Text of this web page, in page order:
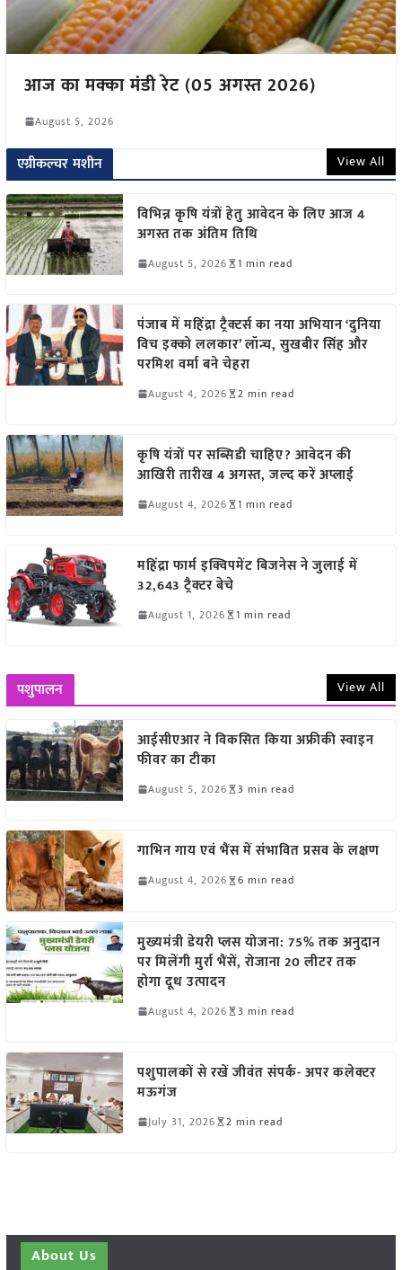
आज का मक्का मंडी रेट (05 अगस्त 2026)
August 5, 2026
एग्रीकल्चर मशीन View All
विभिन्न कृषि यंत्रों हेतु आवेदन के लिए आज 4
अगस्त तक अंतिम तिथि
August 5, 2026 1 min read
पंजाब में महिंद्रा ट्रैक्टर्स का नया अभियान ‘दुनिया
विच इक्को ललकार’ लॉन्च, सुखबीर सिंह और
परमिश वर्मा बने चेहरा
August 4, 2026 2 min read
कृषि यंत्रों पर सब्सिडी चाहिए? आवेदन की
आखिरी तारीख 4 अगस्त, जल्द करें अप्लाई
August 4, 2026 1 min read
महिंद्रा फार्म इक्विपमेंट बिजनेस ने जुलाई में
32,643 ट्रैक्टर बेचे
August 1, 2026 1 min read
पशुपालन View All
आईसीएआर ने विकसित किया अफ्रीकी स्वाइन
फीवर का टीका
August 5, 2026 3 min read
गाभिन गाय एवं भैंस में संभावित प्रसव के लक्षण
August 4, 2026 6 min read
मुख्यमंत्री डेयरी प्लस योजना: 75% तक अनुदान
पर मिलेंगी मुर्रा भैंसें, रोजाना 20 लीटर तक
होगा दूध उत्पादन
August 4, 2026 3 min read
पशुपालकों से रखें जीवंत संपर्क- अपर कलेक्टर
मऊगंज
July 31, 2026 2 min read
About Us